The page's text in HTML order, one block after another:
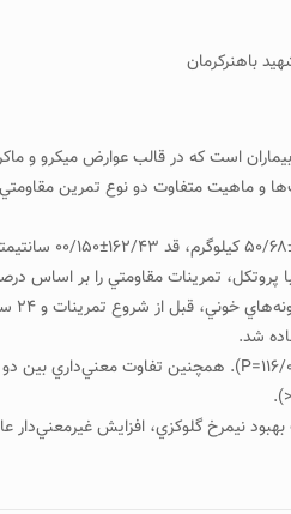
باهنركرمان
است كه در قالب عوارض ميكرو و
و ماهيت متفاوت دو نوع تمرين
نيمرخ گلوكزي، افزايش غيرمعني‌دار